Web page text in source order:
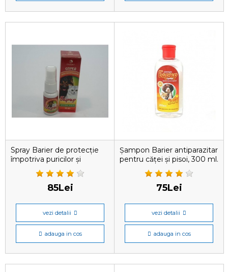
Spray Barier de protecție
împotriva puricilor și
căpușelor pentru câini și
pisici, 10 ml
85Lei
vezi detalii
adauga in cos
Șampon Barier antiparazitar
pentru căței și pisoi, 300 ml.
75Lei
vezi detalii
adauga in cos